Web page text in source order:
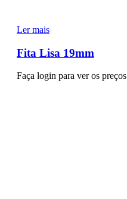
Ler mais
Fita Lisa 19mm
Faça login para ver os preços